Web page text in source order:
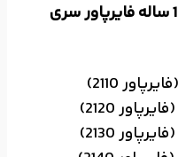
پارت نامبر لایسنس اسمارت 1 ساله فایرپاور سری